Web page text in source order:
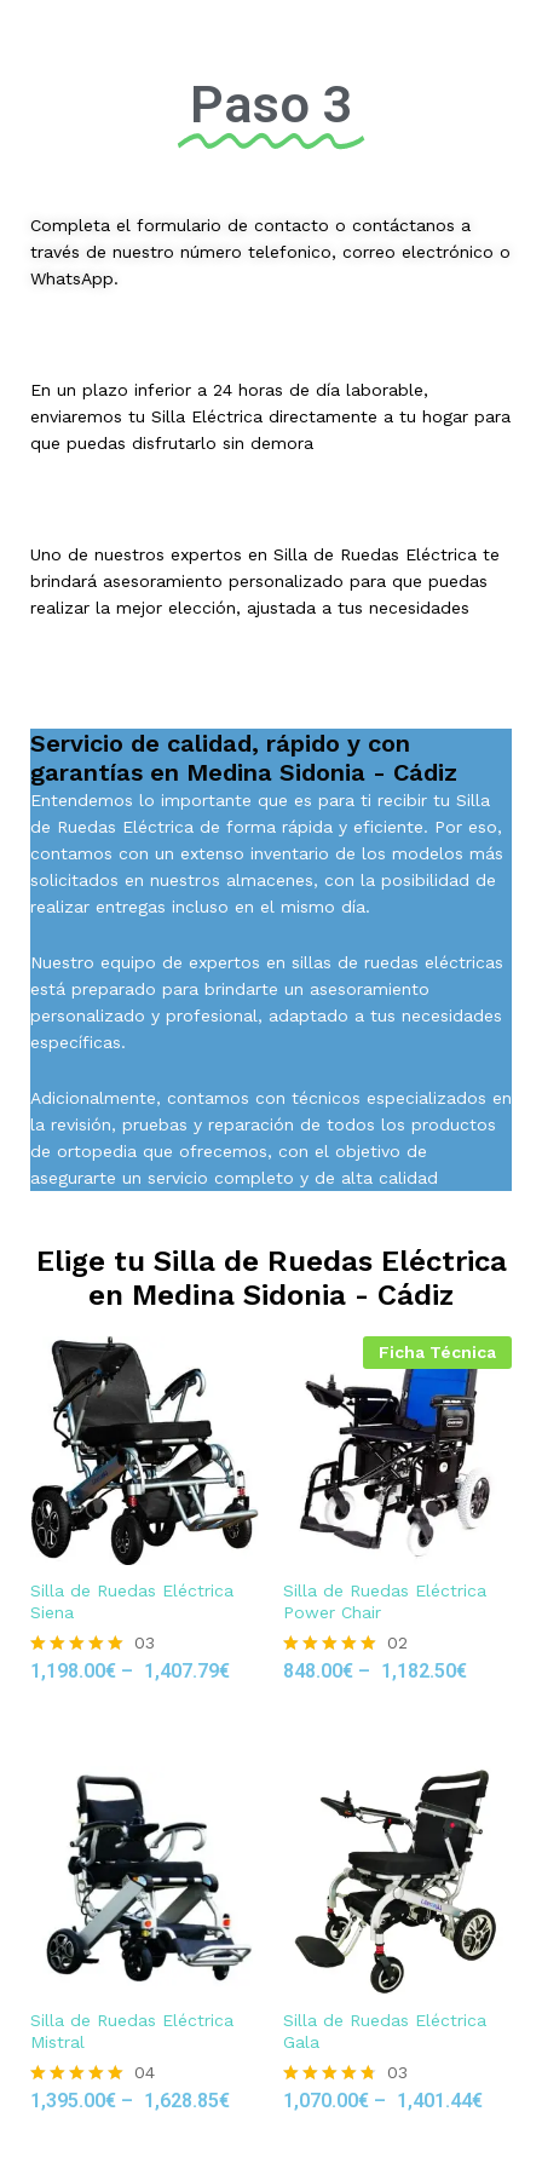
Paso 3
Completa el formulario de contacto o contáctanos a
través de nuestro número telefonico, correo electrónico o
WhatsApp.
En un plazo inferior a 24 horas de día laborable,
enviaremos tu Silla Eléctrica directamente a tu hogar para
que puedas disfrutarlo sin demora
Uno de nuestros expertos en Silla de Ruedas Eléctrica te
brindará asesoramiento personalizado para que puedas
realizar la mejor elección, ajustada a tus necesidades
Servicio de calidad, rápido y con
garantías en Medina Sidonia - Cádiz
Entendemos lo importante que es para ti recibir tu Silla
de Ruedas Eléctrica de forma rápida y eficiente. Por eso,
contamos con un extenso inventario de los modelos más
solicitados en nuestros almacenes, con la posibilidad de
realizar entregas incluso en el mismo día.
Nuestro equipo de expertos en sillas de ruedas eléctricas
está preparado para brindarte un asesoramiento
personalizado y profesional, adaptado a tus necesidades
específicas.
Adicionalmente, contamos con técnicos especializados en
la revisión, pruebas y reparación de todos los productos
de ortopedia que ofrecemos, con el objetivo de
asegurarte un servicio completo y de alta calidad
Elige tu Silla de Ruedas Eléctrica
en Medina Sidonia - Cádiz
Silla de Ruedas Eléctrica
Siena
Rated
03
1,198.00€ – 1,407.79€
Ficha Técnica
Silla de Ruedas Eléctrica
Power Chair
Rated
02
848.00€ – 1,182.50€
Silla de Ruedas Eléctrica
Mistral
Rated
04
1,395.00€ – 1,628.85€
Silla de Ruedas Eléctrica
Gala
Rated
03
1,070.00€ – 1,401.44€